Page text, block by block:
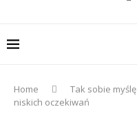
Home Tak sobie myślę
niskich oczekiwań